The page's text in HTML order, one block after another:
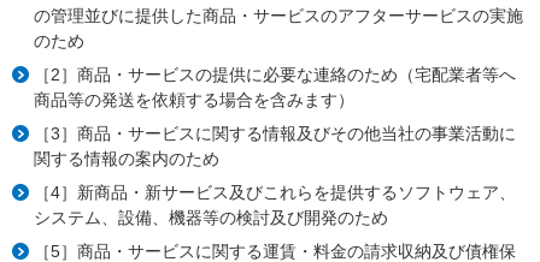
の管理並びに提供した商品・サービスのアフターサービスの実施
のため
［2］商品・サービスの提供に必要な連絡のため（宅配業者等へ
商品等の発送を依頼する場合を含みます）
［3］商品・サービスに関する情報及びその他当社の事業活動に
関する情報の案内のため
［4］新商品・新サービス及びこれらを提供するソフトウェア、
システム、設備、機器等の検討及び開発のため
［5］商品・サービスに関する運賃・料金の請求収納及び債権保